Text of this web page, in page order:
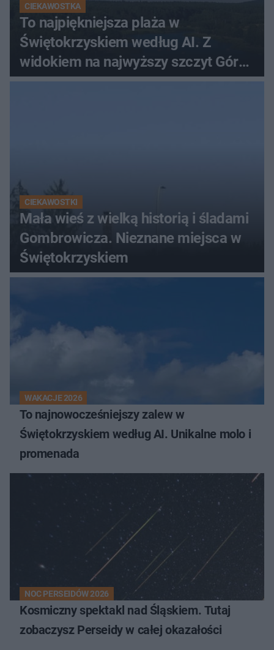
CIEKAWOSTKA
To najpiękniejsza plaża w
Świętokrzyskiem według AI. Z
widokiem na najwyższy szczyt Gór
Świętokrzyskich
CIEKAWOSTKI
Mała wieś z wielką historią i śladami
Gombrowicza. Nieznane miejsca w
Świętokrzyskiem
WAKACJE 2026
To najnowocześniejszy zalew w
Świętokrzyskiem według AI. Unikalne molo i
promenada
NOC PERSEIDÓW 2026
Kosmiczny spektakl nad Śląskiem. Tutaj
zobaczysz Perseidy w całej okazałości